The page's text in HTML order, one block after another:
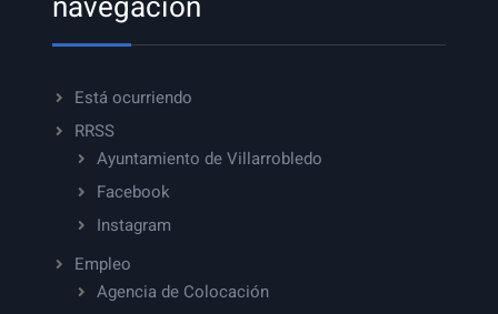
Está ocurriendo
RRSS
Ayuntamiento de Villarrobledo
Facebook
Instagram
Empleo
Agencia de Colocación